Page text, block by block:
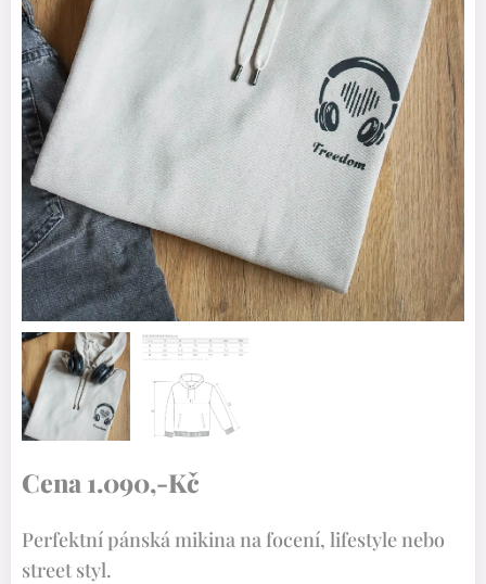
Tabulka velikostí - mikina pánská Moon
Cena 1.090,-Kč
Perfektní pánská mikina na focení, lifestyle nebo
street styl.